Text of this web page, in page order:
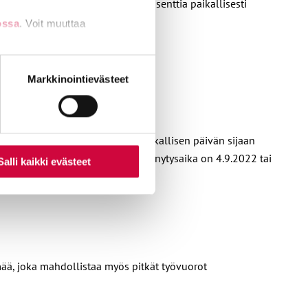
. Voit muuttaa
tai
Markkinointievästeet
kaikki evästeet
yleiskorotukseen ja 30 prosenttia paikallisesti
Aiemman 12 palkallisen päivän sijaan
jos lapsen laskettu synnytysaika on 4.9.2022 tai
joka mahdollistaa myös pitkät työvuorot